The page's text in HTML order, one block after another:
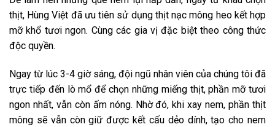
thịt, Hùng Việt đã ưu tiên sử dụng thịt nạc mông heo kết hợp
mỡ khổ tươi ngon. Cùng các gia vị đặc biệt theo công thức
độc quyền.
Ngay từ lúc 3-4 giờ sáng, đội ngũ nhân viên của chúng tôi đã
trực tiếp đến lò mổ để chọn những miếng thịt, phần mỡ tươi
ngon nhất, vẫn còn ấm nóng. Nhờ đó, khi xay nem, phần thịt
mông sẽ vẫn còn giữ được kết cấu dẻo dính, tạo cho nem